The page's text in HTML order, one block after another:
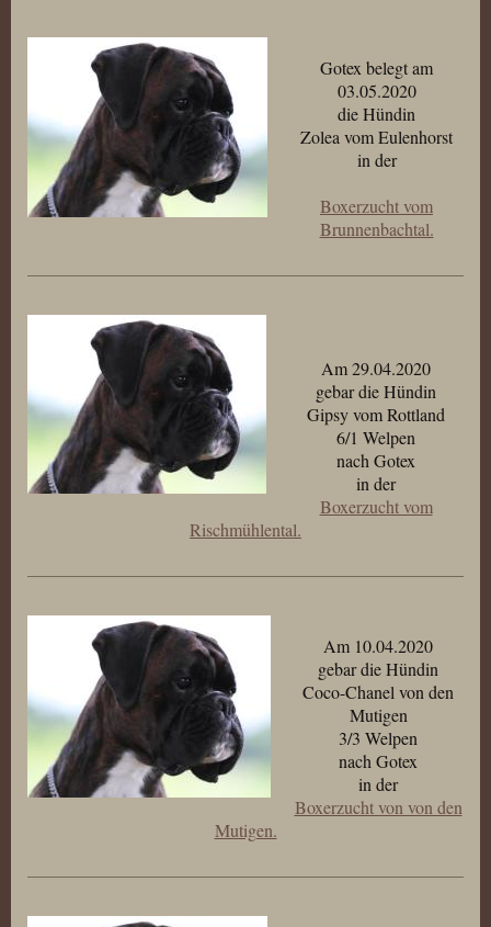
Gotex belegt am
03.05.2020
die Hündin
Zolea vom Eulenhorst
in der
Boxerzucht vom
Brunnenbachtal.
Am 29.04.2020
gebar die Hündin
Gipsy vom Rottland
6/1 Welpen
nach Gotex
in der
Boxerzucht vom
Rischmühlental.
Am 10.04.2020
gebar die Hündin
Coco-Chanel von den
Mutigen
3/3 Welpen
nach Gotex
in der
Boxerzucht von von den
Mutigen.